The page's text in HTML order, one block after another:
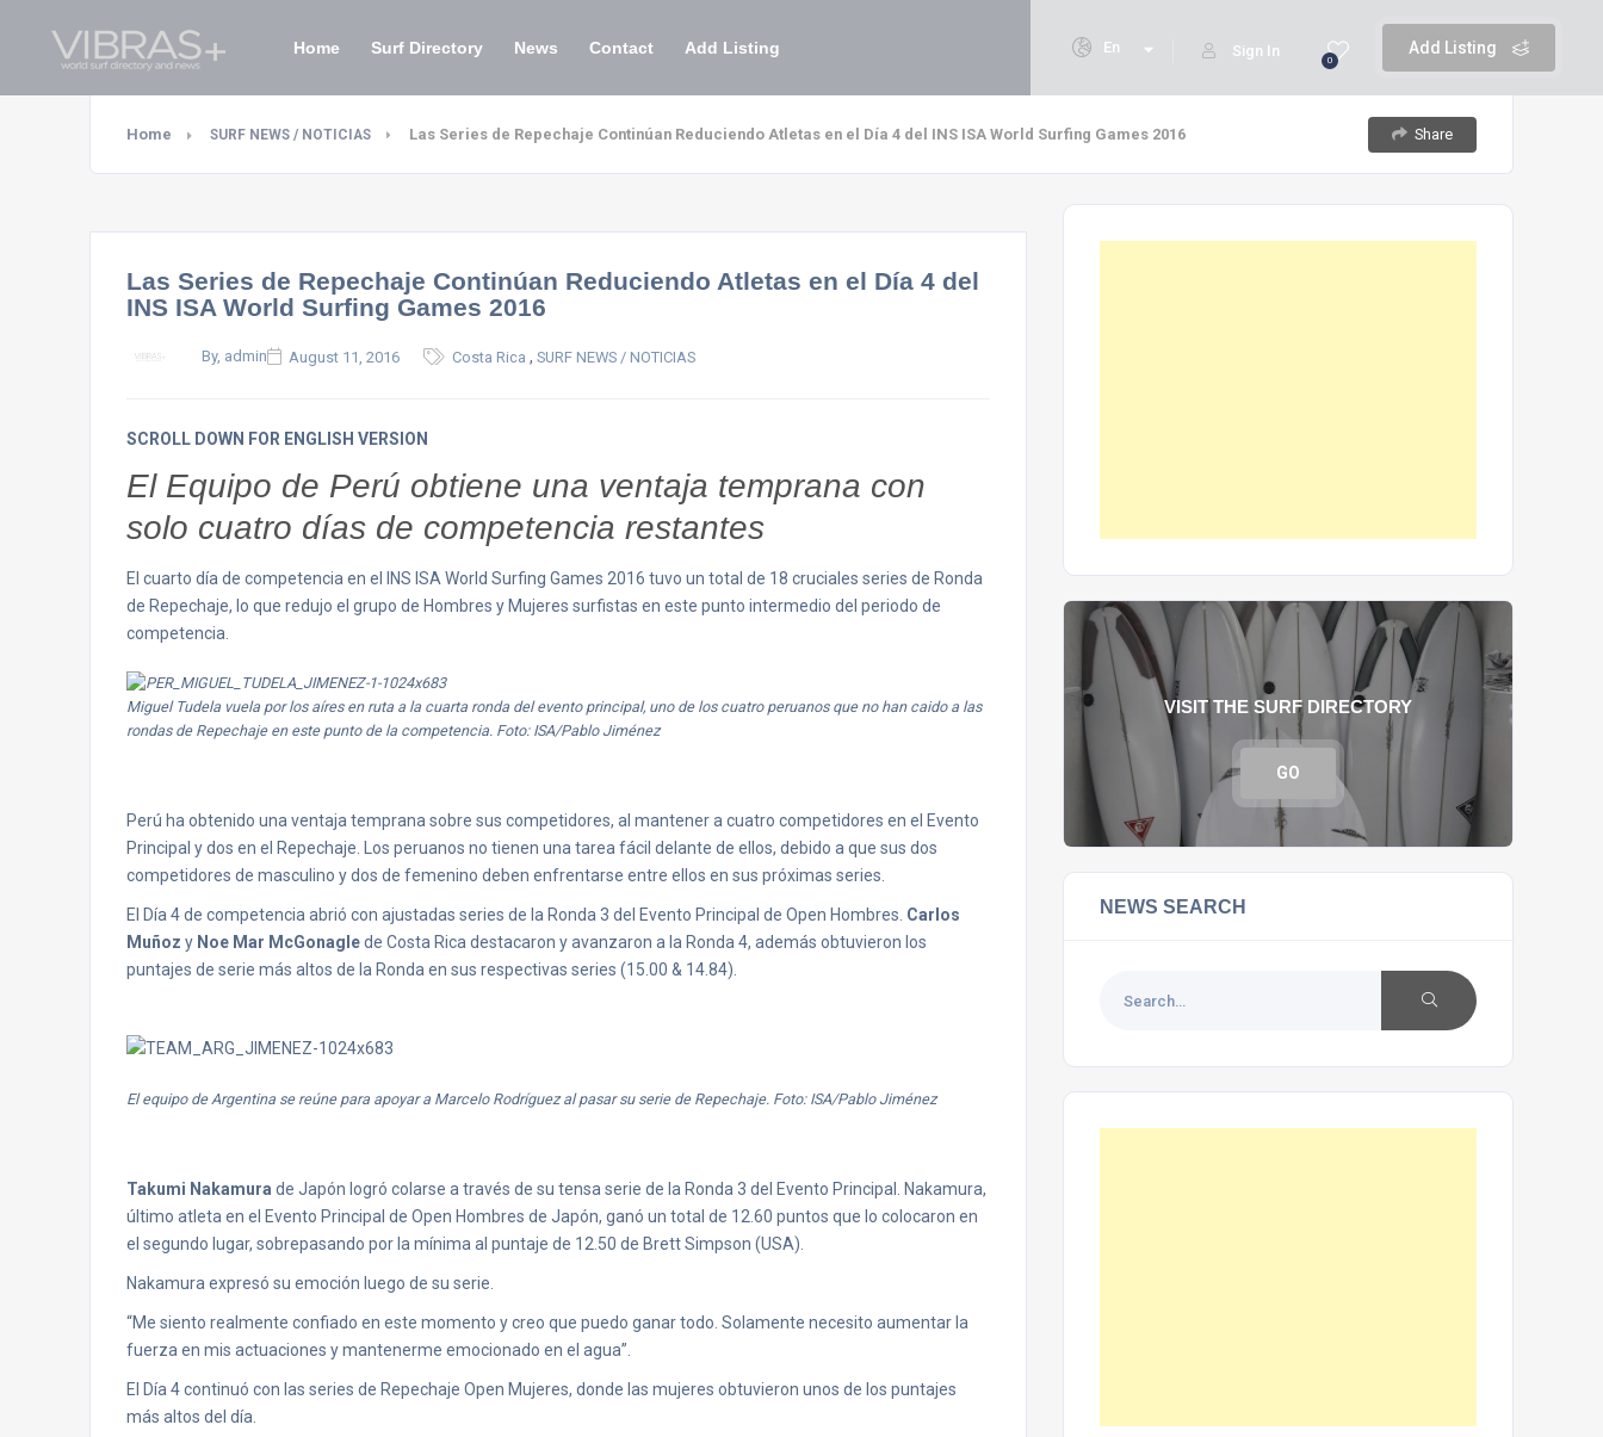
Add Listing
0
Sign In
En
Home Surf Directory News Contact Add Listing
Home SURF NEWS / NOTICIAS Las Series de Repechaje Continúan Reduciendo Atletas en el Día 4 del INS ISA World Surfing Games 2016 Share
Las Series de Repechaje Continúan Reduciendo Atletas en el Día 4 del
INS ISA World Surfing Games 2016
By, admin August 11, 2016 Costa Rica , SURF NEWS / NOTICIAS
SCROLL DOWN FOR ENGLISH VERSION
El Equipo de Perú obtiene una ventaja temprana con
solo cuatro días de competencia restantes
El cuarto día de competencia en el INS ISA World Surfing Games 2016 tuvo un total de 18 cruciales series de Ronda
de Repechaje, lo que redujo el grupo de Hombres y Mujeres surfistas en este punto intermedio del periodo de
competencia.
Miguel Tudela vuela por los aíres en ruta a la cuarta ronda del evento principal, uno de los cuatro peruanos que no han caido a las
rondas de Repechaje en este punto de la competencia. Foto: ISA/Pablo Jiménez
Perú ha obtenido una ventaja temprana sobre sus competidores, al mantener a cuatro competidores en el Evento
Principal y dos en el Repechaje. Los peruanos no tienen una tarea fácil delante de ellos, debido a que sus dos
competidores de masculino y dos de femenino deben enfrentarse entre ellos en sus próximas series.
El Día 4 de competencia abrió con ajustadas series de la Ronda 3 del Evento Principal de Open Hombres. Carlos
Muñoz y Noe Mar McGonaglede Costa Rica destacaron y avanzaron a la Ronda 4, además obtuvieron los
puntajes de serie más altos de la Ronda en sus respectivas series (15.00 & 14.84).
El equipo de Argentina se reúne para apoyar a Marcelo Rodríguez al pasar su serie de Repechaje. Foto: ISA/Pablo Jiménez
Takumi Nakamura de Japón logró colarse a través de su tensa serie de la Ronda 3 del Evento Principal. Nakamura,
último atleta en el Evento Principal de Open Hombres de Japón, ganó un total de 12.60 puntos que lo colocaron en
el segundo lugar, sobrepasando por la mínima al puntaje de 12.50 de Brett Simpson (USA).
Nakamura expresó su emoción luego de su serie.
“Me siento realmente confiado en este momento y creo que puedo ganar todo. Solamente necesito aumentar la
fuerza en mis actuaciones y mantenerme emocionado en el agua”.
El Día 4 continuó con las series de Repechaje Open Mujeres, donde las mujeres obtuvieron unos de los puntajes
más altos del día.
VISIT THE SURF DIRECTORY
GO
NEWS SEARCH